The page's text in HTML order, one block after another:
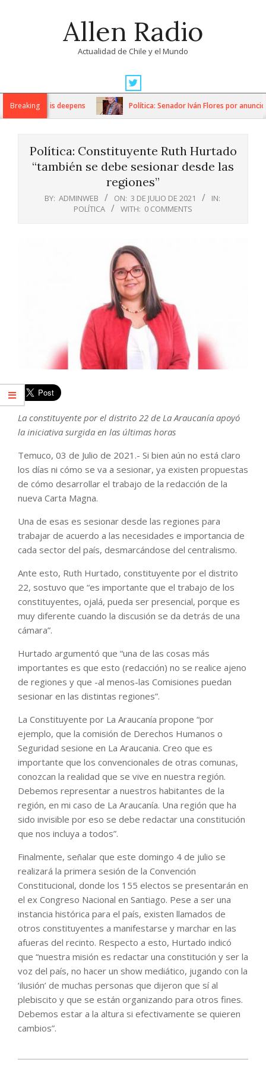
Allen Radio
Actualidad de Chile y el Mundo
Navigation
MenuBreakingcrisis deepens Política: Senador Iván Flores por
Política: Constituyente Ruth Hurtado
“también se debe sesionar desde las
regiones”
BY: ADMINWEB ON: 3 DE JULIO DE 2021
IN:
POLÍTICA
WITH: 0 COMMENTS
La constituyente por el distrito 22 de La Araucanía apoyó
la iniciativa surgida en las últimas horas
Temuco, 03 de Julio de 2021.- Si bien aún no está claro
los días ni cómo se va a sesionar, ya existen propuestas
de cómo desarrollar el trabajo de la redacción de la
nueva Carta Magna.
Una de esas es sesionar desde las regiones para
trabajar de acuerdo a las necesidades e importancia de
cada sector del país, desmarcándose del centralismo.
Ante esto, Ruth Hurtado, constituyente por el distrito
22, sostuvo que “es importante que el trabajo de los
constituyentes, ojalá, pueda ser presencial, porque es
muy diferente cuando la discusión se da detrás de una
cámara”.
Hurtado argumentó que “una de las cosas más
importantes es que esto (redacción) no se realice ajeno
de regiones y que -al menos-las Comisiones puedan
sesionar en las distintas regiones”.
La Constituyente por La Araucanía propone “por
ejemplo, que la comisión de Derechos Humanos o
Seguridad sesione en La Araucania. Creo que es
importante que los convencionales de otras comunas,
conozcan la realidad que se vive en nuestra región.
Debemos representar a nuestros habitantes de la
región, en mi caso de La Araucanía. Una región que ha
sido invisible por eso se debe redactar una constitución
que nos incluya a todos”.
Finalmente, señalar que este domingo 4 de julio se
realizará la primera sesión de la Convención
Constitucional, donde los 155 electos se presentarán en
el ex Congreso Nacional en Santiago. Pese a ser una
instancia histórica para el país, existen llamados de
otros constituyentes a manifestarse y marchar en las
afueras del recinto. Respecto a esto, Hurtado indicó
que “nuestra misión es redactar una constitución y ser la
voz del país, no hacer un show mediático, jugando con la
‘ilusión’ de muchas personas que dijeron que sí al
plebiscito y que se están organizando para otros fines.
Debemos estar a la altura si efectivamente se quieren
cambios”.